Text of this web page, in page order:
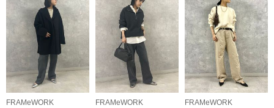
FRAMeWORK
FRAMeWORK
FRAMeWORK